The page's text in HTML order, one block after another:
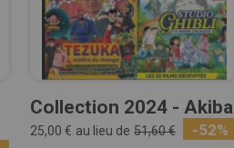
Collection 2024 - Akiba
25,00 € au lieu de 51,60 € -52%